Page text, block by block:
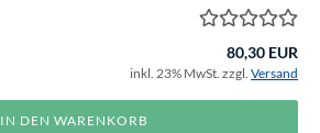
80,30 EUR
inkl. 23% MwSt. zzgl. Versand
IN DEN WARENKORB